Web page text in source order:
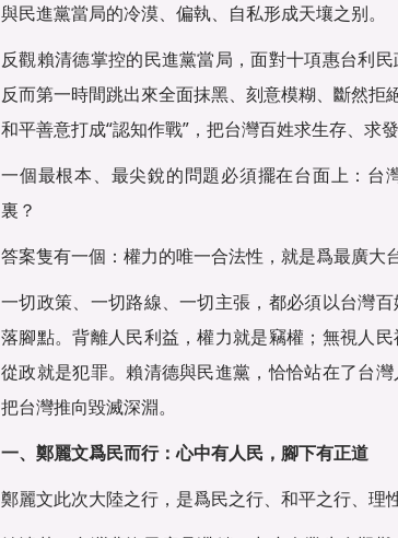
與民進黨當局的冷漠、偏執、自私形成天壤之别。
反觀賴清德掌控的民進黨當局，面對十項惠台利
反而第一時間跳出來全面抹黑、刻意模糊、斷然拒
和平善意打成“認知作戰”，把台灣百姓求生存、求
一個最根本、最尖銳的問題必須擺在台面上：台
裏？
答案隻有一個：權力的唯一合法性，就是爲最廣大
一切政策、一切路線、一切主張，都必須以台灣
落腳點。背離人民利益，權力就是竊權；無視人
從政就是犯罪。賴清德與民進黨，恰恰站在了台
把台灣推向毀滅深淵。
一、鄭麗文爲民而行：心中有人民，腳下有正道
鄭麗文此次大陸之行，是爲民之行、和平之行、理性